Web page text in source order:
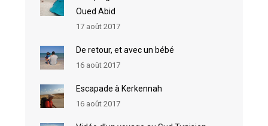
Oued Abid
17 août 2017
De retour, et avec un bébé
16 août 2017
Escapade à Kerkennah
16 août 2017